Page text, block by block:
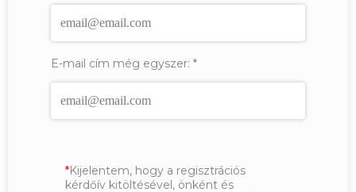
E-mail cím még egyszer: *
Kijelentem, hogy a regisztrációs
kérdőív kitöltésével, önként és